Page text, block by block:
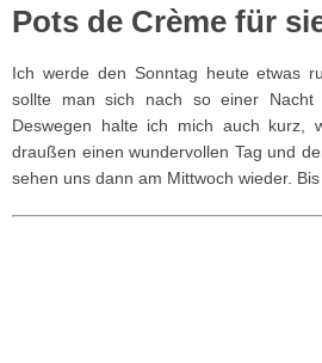
Pots de Crème für
Ich werde den Sonntag heute etwas
sollte man sich nach so einer Nacht
Deswegen halte ich mich auch kurz,
draußen einen wundervollen Tag und
sehen uns dann am Mittwoch wieder.